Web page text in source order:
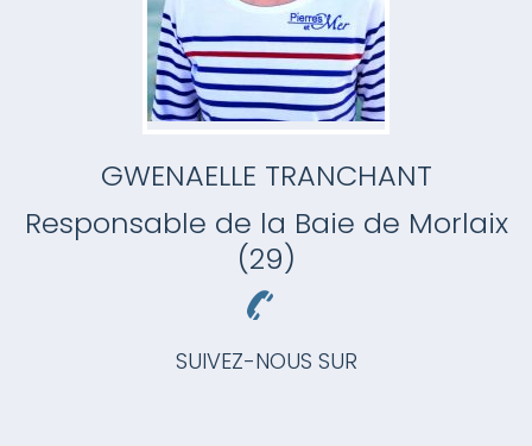
GWENAELLE TRANCHANT
Responsable de la Baie de Morlaix
(29)
SUIVEZ-NOUS SUR